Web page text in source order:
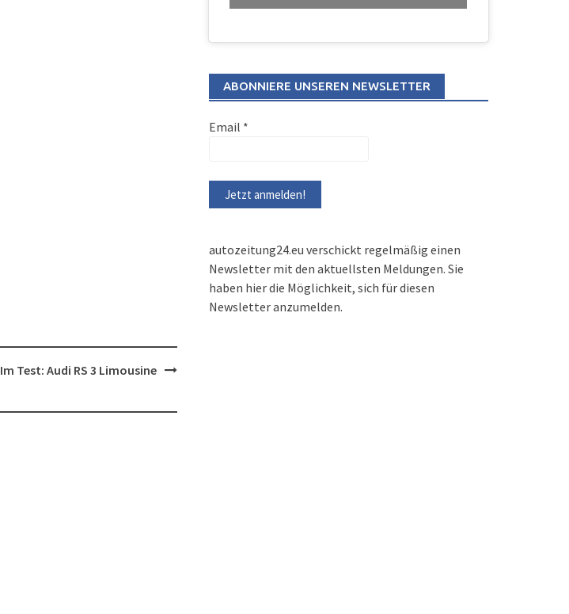
Im Test: Audi RS 3 Limousine
ABONNIERE UNSEREN NEWSLETTER
Email *
autozeitung24.eu verschickt regelmäßig einen
Newsletter mit den aktuellsten Meldungen. Sie
haben hier die Möglichkeit, sich für diesen
Newsletter anzumelden.